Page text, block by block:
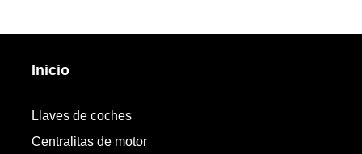
Inicio
Llaves de coches
Centralitas de motor